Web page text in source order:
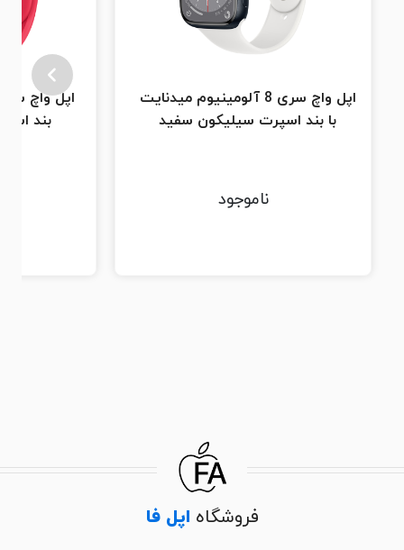
اپل واچ سری 8 آلومینیوم میدنایت
با بند اسپرت سیلیکون سفید
ناموجود
بند
فروشگاه اپل فا